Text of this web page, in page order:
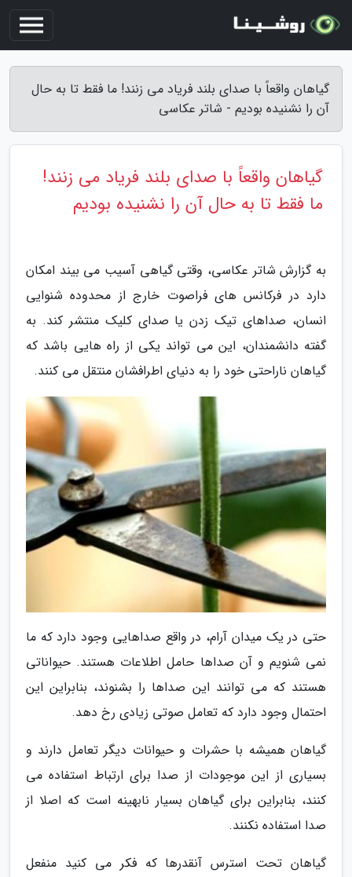
گیاهان واقعاً با صدای بلند فریاد می زنند! ما فقط تا به حال
آن را نشنیده بودیم - شاتر عکاسی
گیاهان واقعاً با صدای بلند فریاد می زنند!
ما فقط تا به حال آن را نشنیده بودیم
به گزارش شاتر عکاسی، وقتی گیاهی آسیب می بیند امکان
دارد در فرکانس های فراصوت خارج از محدوده شنوایی
انسان، صداهای تیک زدن یا صدای کلیک منتشر کند. به
گفته دانشمندان، این می تواند یکی از راه هایی باشد که
گیاهان ناراحتی خود را به دنیای اطرافشان منتقل می کنند.
حتی در یک میدان آرام، در واقع صداهایی وجود دارد که ما
نمی شنویم و آن صداها حامل اطلاعات هستند. حیواناتی
هستند که می توانند این صداها را بشنوند، بنابراین این
احتمال وجود دارد که تعامل صوتی زیادی رخ دهد.
گیاهان همیشه با حشرات و حیوانات دیگر تعامل دارند و
بسیاری از این موجودات از صدا برای ارتباط استفاده می
کنند، بنابراین برای گیاهان بسیار نابهینه است که اصلا از
صدا استفاده نکنند.
گیاهان تحت استرس آنقدرها که فکر می کنید منفعل